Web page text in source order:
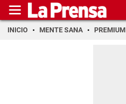
INICIO MENTE SANA PREMIUM